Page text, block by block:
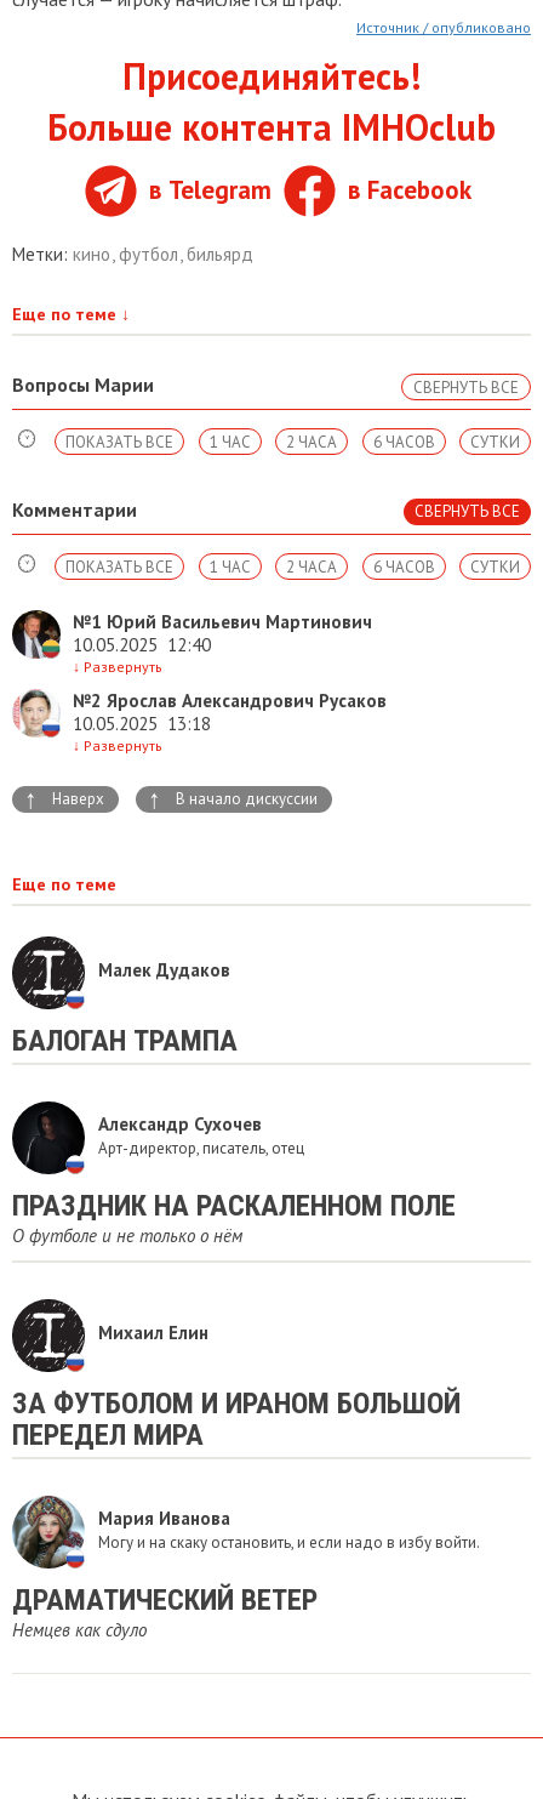
Источник / опубликовано
Присоединяйтесь!
Больше контента IMHOclub
в Telegram в Facebook
Метки: кино футбол бильярд
Еще по теме ↓
Вопросы Марии СВЕРНУТЬ ВСЕ
СУТКИ
6 ЧАСОВ
2 ЧАСА
1 ЧАС
ПОКАЗАТЬ ВСЕ
Комментарии СВЕРНУТЬ ВСЕ
СУТКИ
6 ЧАСОВ
2 ЧАСА
1 ЧАС
ПОКАЗАТЬ ВСЕ
№1 Юрий Васильевич Мартинович
10.05.2025 12:40
↓ Развернуть
№2 Ярослав Александрович Русаков
10.05.2025 13:18
↓ Развернуть
↑ Наверх ↑ В начало дискуссии
Еще по теме
Малек Дудаков
БАЛОГАН ТРАМПА
Александр Сухочев
Арт-директор, писатель, отец
​ПРАЗДНИК НА РАСКАЛЕННОМ ПОЛЕ
О футболе и не только о нём
Михаил Елин
ЗА ФУТБОЛОМ И ИРАНОМ БОЛЬШОЙ
ПЕРЕДЕЛ МИРА
Мария Иванова
Могу и на скаку остановить, и если надо в избу войти.
ДРАМАТИЧЕСКИЙ ВЕТЕР
Немцев как сдуло